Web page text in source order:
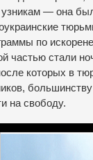
— она
по
частью стали
которых в
на свободу.